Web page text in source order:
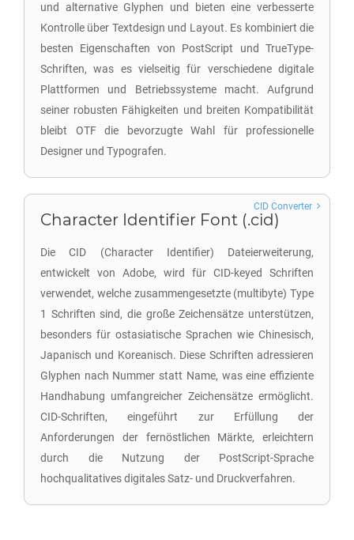
und alternative Glyphen und bieten eine verbesserte
Kontrolle über Textdesign und Layout. Es kombiniert die
besten Eigenschaften von PostScript und TrueType-
Schriften, was es vielseitig für verschiedene digitale
Plattformen und Betriebssysteme macht. Aufgrund
seiner robusten Fähigkeiten und breiten Kompatibilität
bleibt OTF die bevorzugte Wahl für professionelle
Designer und Typografen.
Character Identifier Font (.cid)
Die CID (Character Identifier) Dateierweiterung,
entwickelt von Adobe, wird für CID-keyed Schriften
verwendet, welche zusammengesetzte (multibyte) Type
1 Schriften sind, die große Zeichensätze unterstützen,
besonders für ostasiatische Sprachen wie Chinesisch,
Japanisch und Koreanisch. Diese Schriften adressieren
Glyphen nach Nummer statt Name, was eine effiziente
Handhabung umfangreicher Zeichensätze ermöglicht.
CID-Schriften, eingeführt zur Erfüllung der
Anforderungen der fernöstlichen Märkte, erleichtern
durch die Nutzung der PostScript-Sprache
hochqualitatives digitales Satz- und Druckverfahren.
CID Converter